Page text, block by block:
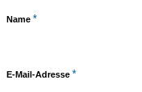
Name *
E-Mail-Adresse *